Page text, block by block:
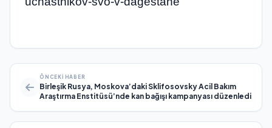
ÖNCEKI HABER
Birleşik Rusya, Moskova’daki Sklifosovsky Acil Bakım
Araştırma Enstitüsü’nde kan bağışı kampanyası düzenledi